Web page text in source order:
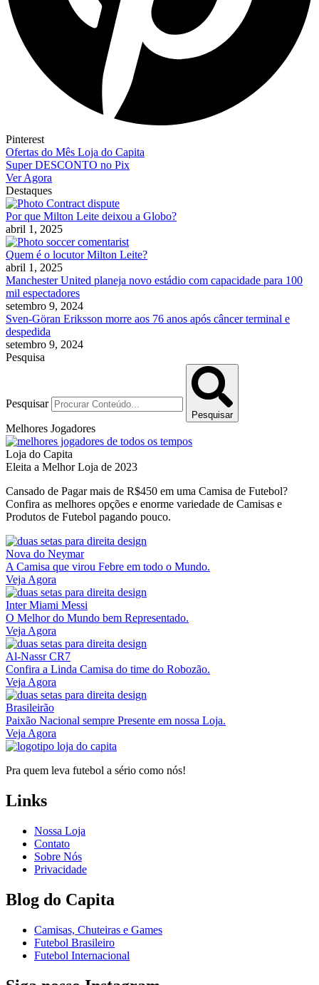
Pinterest
Ofertas do Mês Loja do Capita
Super DESCONTO no Pix
Ver Agora
Destaques
Por que Milton Leite deixou a Globo?
abril 1, 2025
Quem é o locutor Milton Leite?
abril 1, 2025
Manchester United planeja novo estádio com capacidade para 100
mil espectadores
setembro 9, 2024
Sven-Göran Eriksson morre aos 76 anos após câncer terminal e
despedida
setembro 9, 2024
Pesquisa
Pesquisar
Pesquisar
Melhores Jogadores
Loja do Capita
Eleita a Melhor Loja de 2023
Cansado de Pagar mais de R$450 em uma Camisa de Futebol?
Confira as melhores opções e enorme variedade de Camisas e
Produtos de Futebol pagando pouco.
Nova do Neymar
A Camisa que virou Febre em todo o Mundo.
Veja Agora
Inter Miami Messi
O Melhor do Mundo bem Representado.
Veja Agora
Al-Nassr CR7
Confira a Linda Camisa do time do Robozão.
Veja Agora
Brasileirão
Paixão Nacional sempre Presente em nossa Loja.
Veja Agora
Pra quem leva futebol a sério como nós!
Links
Nossa Loja
Contato
Sobre Nós
Privacidade
Blog do Capita
Camisas, Chuteiras e Games
Futebol Brasileiro
Futebol Internacional